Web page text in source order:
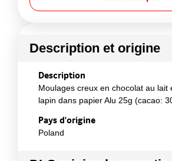
Description et origine
Description
Moulages creux en chocolat au lait
lapin dans papier Alu 25g (cacao:
Pays d'origine
Poland